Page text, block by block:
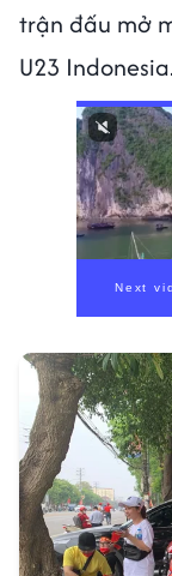
trận đấu mở
U23